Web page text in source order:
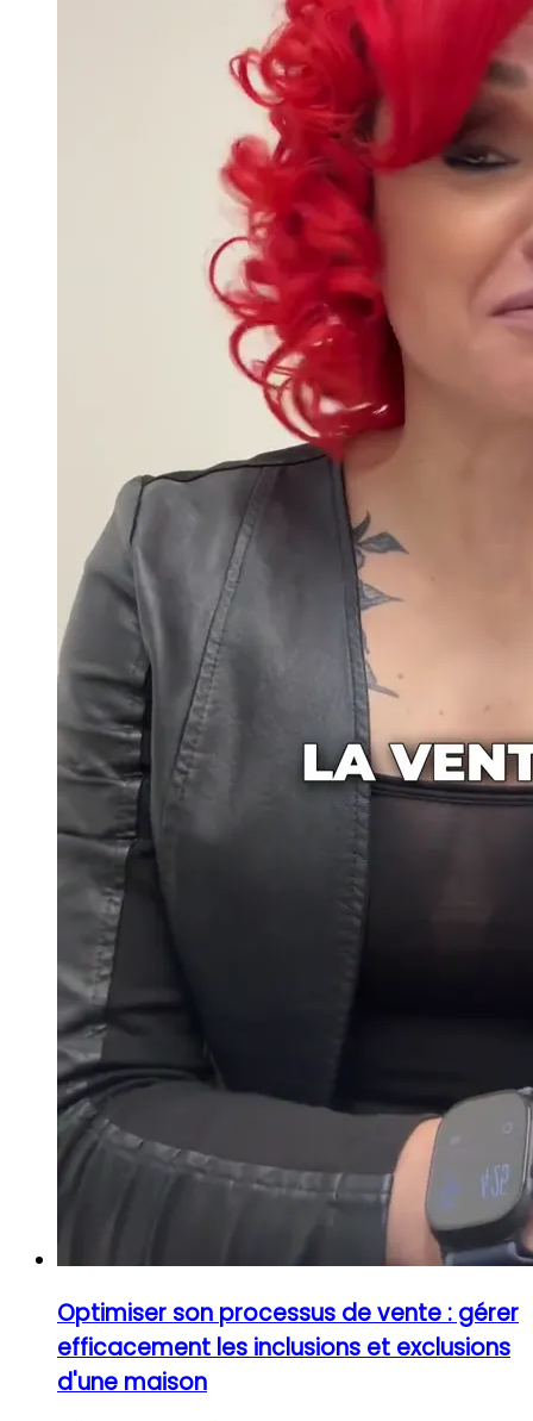
Optimiser son processus de vente : gérer
efficacement les inclusions et exclusions
d'une maison